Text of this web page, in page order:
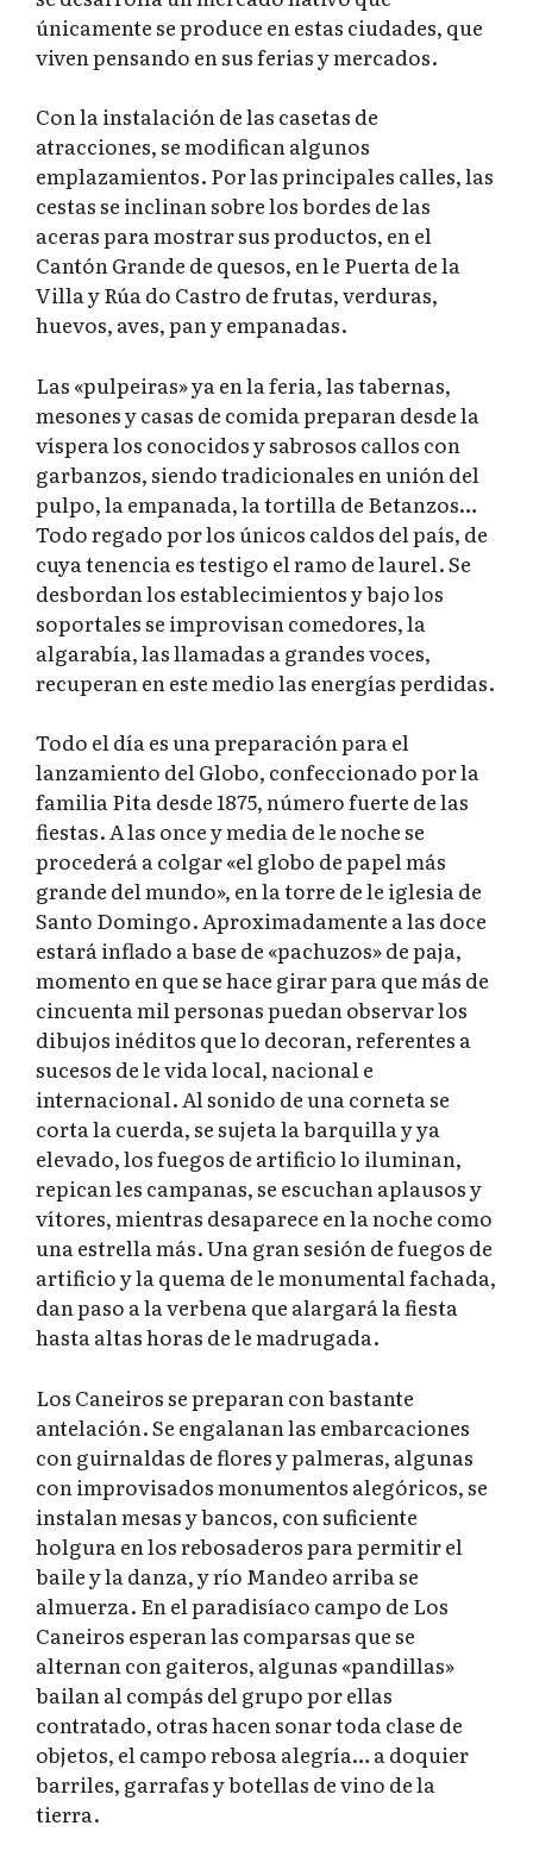
únicamente se produce en estas ciudades, que
viven pensando en sus ferias y mercados.
Con la instalación de las casetas de
atracciones, se modifican algunos
emplazamientos. Por las principales calles, las
cestas se inclinan sobre los bordes de las
aceras para mostrar sus productos, en el
Cantón Grande de quesos, en le Puerta de la
Villa y Rúa do Castro de frutas, verduras,
huevos, aves, pan y empanadas.
Las «pulpeiras» ya en la feria, las tabernas,
mesones y casas de comida preparan desde la
víspera los conocidos y sabrosos callos con
garbanzos, siendo tradicionales en unión del
pulpo, la empanada, la tortilla de Betanzos…
Todo regado por los únicos caldos del país, de
cuya tenencia es testigo el ramo de laurel. Se
desbordan los establecimientos y bajo los
soportales se improvisan comedores, la
algarabía, las llamadas a grandes voces,
recuperan en este medio las energías perdidas.
Todo el día es una preparación para el
lanzamiento del Globo, confeccionado por la
familia Pita desde 1875, número fuerte de las
fiestas. A las once y media de le noche se
procederá a colgar «el globo de papel más
grande del mundo», en la torre de le iglesia de
Santo Domingo. Aproximadamente a las doce
estará inflado a base de «pachuzos» de paja,
momento en que se hace girar para que más de
cincuenta mil personas puedan observar los
dibujos inéditos que lo decoran, referentes a
sucesos de le vida local, nacional e
internacional. Al sonido de una corneta se
corta la cuerda, se sujeta la barquilla y ya
elevado, los fuegos de artificio lo iluminan,
repican les campanas, se escuchan aplausos y
vítores, mientras desaparece en la noche como
una estrella más. Una gran sesión de fuegos de
artificio y la quema de le monumental fachada,
dan paso a la verbena que alargará la fiesta
hasta altas horas de le madrugada.
Los Caneiros se preparan con bastante
antelación. Se engalanan las embarcaciones
con guirnaldas de flores y palmeras, algunas
con improvisados monumentos alegóricos, se
instalan mesas y bancos, con suficiente
holgura en los rebosaderos para permitir el
baile y la danza, y río Mandeo arriba se
almuerza. En el paradisíaco campo de Los
Caneiros esperan las comparsas que se
alternan con gaiteros, algunas «pandillas»
bailan al compás del grupo por ellas
contratado, otras hacen sonar toda clase de
objetos, el campo rebosa alegría… a doquier
barriles, garrafas y botellas de vino de la
tierra.